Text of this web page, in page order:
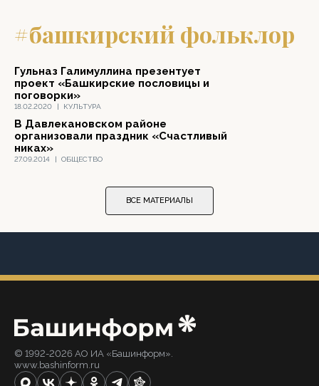
#башкирский фольклор
18.02.2020 | КУЛЬТУРА
Гульназ Галимуллина презентует
проект «Башкирские пословицы и
поговорки»
27.09.2014 | ОБЩЕСТВО
В Давлекановском районе
организовали праздник «Счастливый
никах»
ВСЕ МАТЕРИАЛЫ
© 1992-2026 АО ИА «Башинформ».
www.bashinform.ru